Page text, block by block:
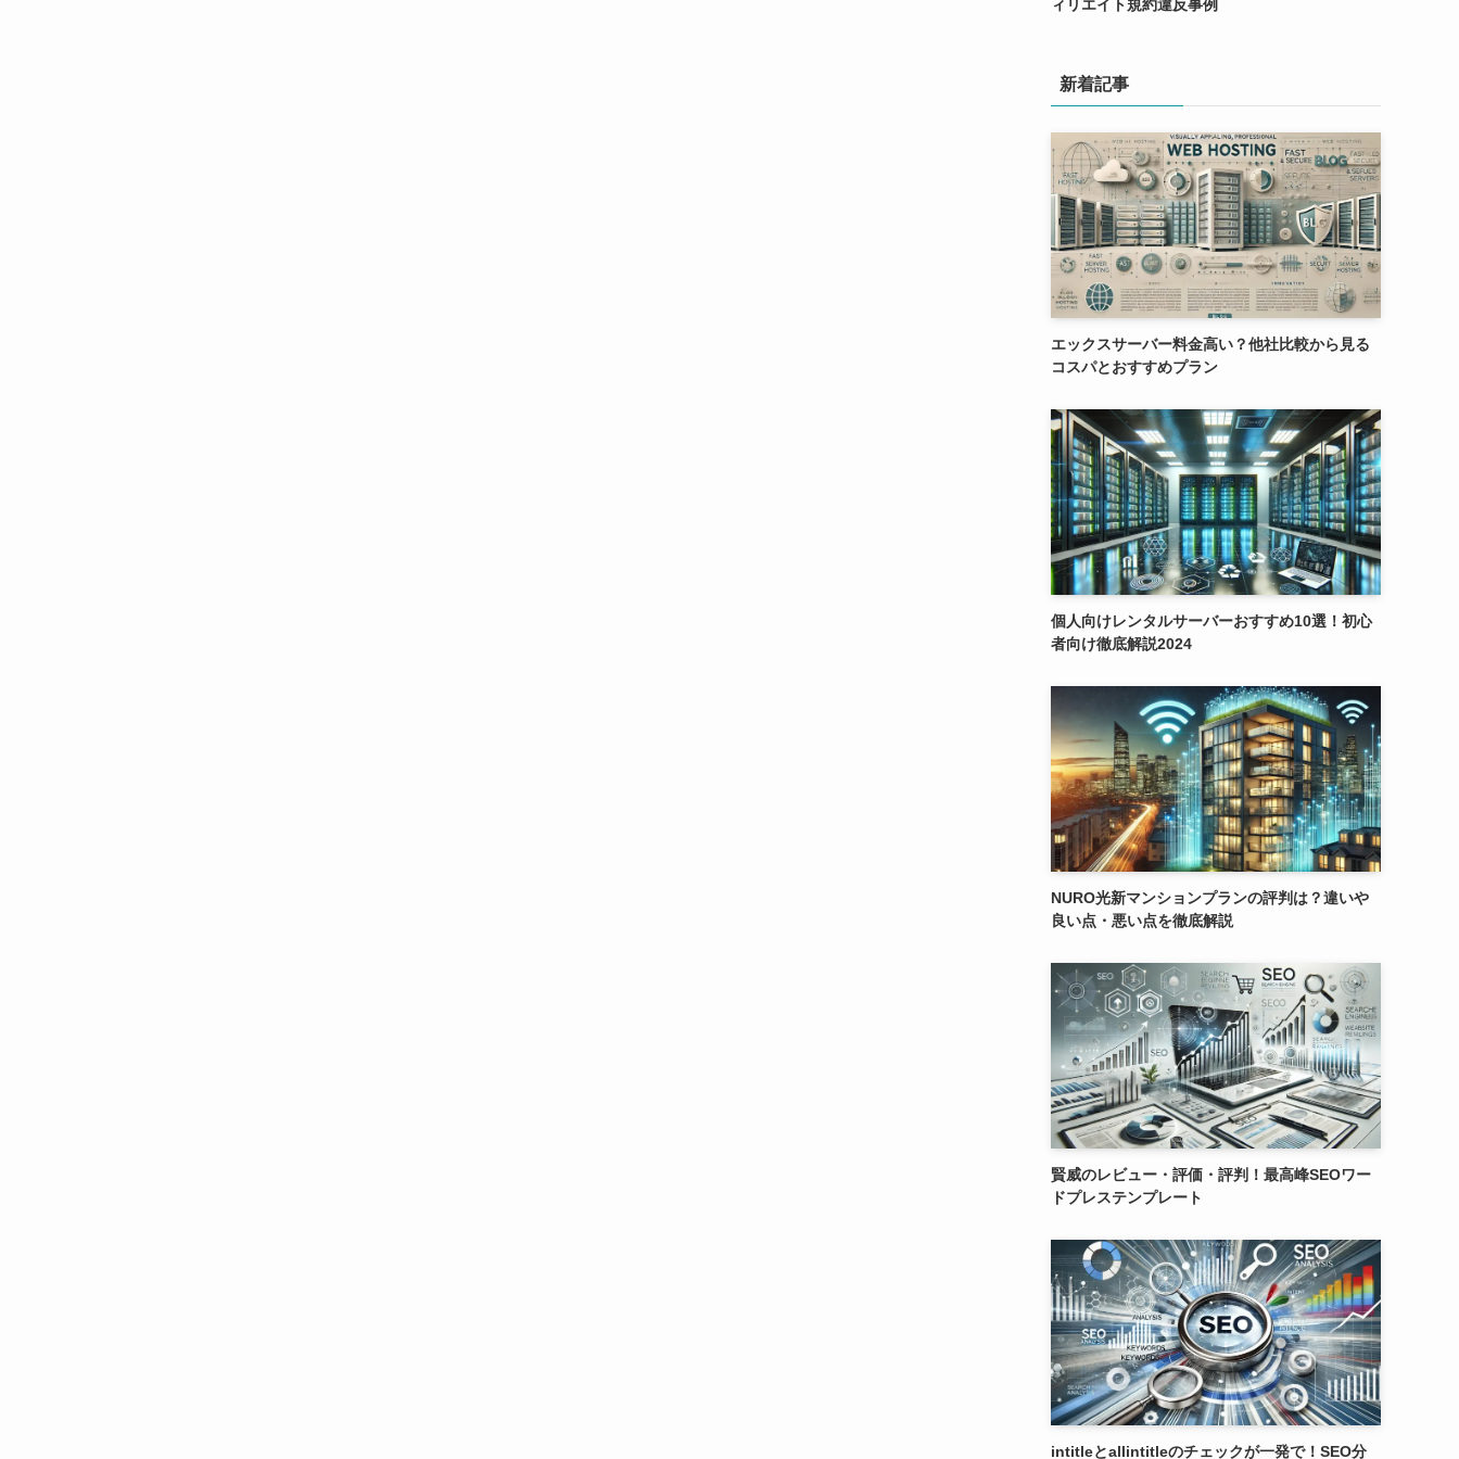
ィリエイト規約違反事例
新着記事
エックスサーバー料金高い？他社比較から見る
コスパとおすすめプラン
個人向けレンタルサーバーおすすめ10選！初心
者向け徹底解説2024
NURO光新マンションプランの評判は？違いや
良い点・悪い点を徹底解説
賢威のレビュー・評価・評判！最高峰SEOワー
ドプレステンプレート
intitleとallintitleのチェックが一発で！SEO分